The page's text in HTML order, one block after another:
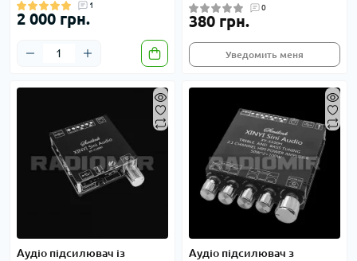
1
2 000 грн.
0
380 грн.
Уведомить меня
Аудіо підсилювач із
Аудіо підсилювач з